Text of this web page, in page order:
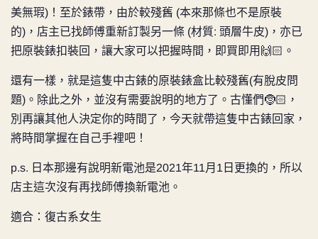
美無瑕)！至於錶帶，由於較殘舊 (本來那條也不是原裝
的)，店主已找師傅重新訂製另一條 (材質: 頭層牛皮)，亦已
把原裝錶扣裝回，讓大家可以把握時間，即買即用🙌🏻。
還有一樣，就是這隻中古錶的原裝錶盒比較殘舊(有脫皮問
題)。除此之外，並沒有需要說明的地方了。古懂們🤶🏻，
別再讓其他人決定你的時間了，今天就帶這隻中古錶回家，
將時間掌握在自己手裡吧！
p.s. 日本那邊有說明新電池是2021年11月1日更換的，所以
店主這次沒有再找師傅換新電池。
適合：復古系女生